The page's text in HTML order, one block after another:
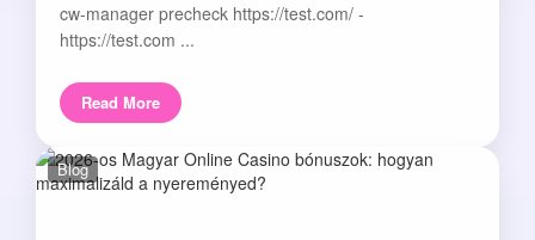
cw-manager precheck https://test.com/ -
https://test.com ...
Read More
Blog